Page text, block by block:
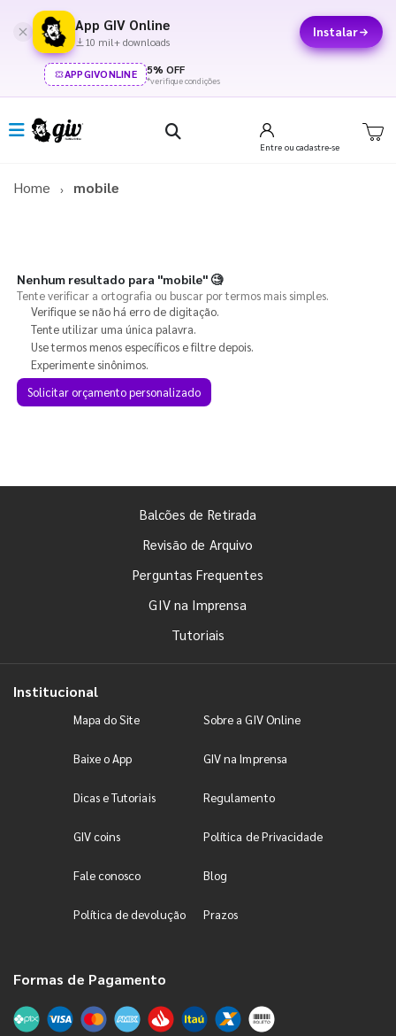
App GIV Online
10 mil+ downloads
Instalar
APPGIVONLINE 5% OFF
*verifique condições
Entre ou cadastre-se
Home mobile
Nenhum resultado para "mobile"🧐
Tente verificar a ortografia ou buscar por termos mais simples.
Verifique se não há erro de digitação.
Tente utilizar uma única palavra.
Use termos menos específicos e filtre depois.
Experimente sinônimos.
Solicitar orçamento personalizado
Balcões de Retirada
Revisão de Arquivo
Perguntas Frequentes
GIV na Imprensa
Tutoriais
Institucional
Mapa do Site Sobre a GIV Online
Baixe o App GIV na Imprensa
Dicas e Tutoriais Regulamento
GIV coins Política de Privacidade
Fale conosco Blog
Política de devolução Prazos
Formas de Pagamento